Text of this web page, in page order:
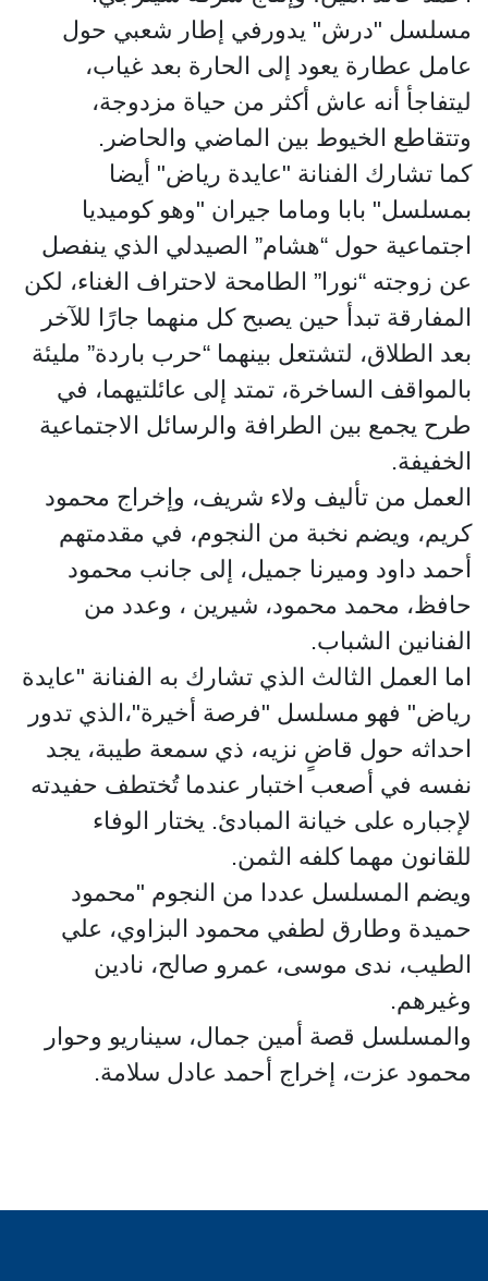
مسلسل "درش" يدورفي إطار شعبي حول
عامل عطارة يعود إلى الحارة بعد غياب،
ليتفاجأ أنه عاش أكثر من حياة مزدوجة،
وتتقاطع الخيوط بين الماضي والحاضر.
كما تشارك الفنانة "عايدة رياض" أيضا
بمسلسل" بابا وماما جيران "وهو كوميديا
اجتماعية حول “هشام” الصيدلي الذي ينفصل
عن زوجته “نورا” الطامحة لاحتراف الغناء، لكن
المفارقة تبدأ حين يصبح كل منهما جارًا للآخر
بعد الطلاق، لتشتعل بينهما “حرب باردة” مليئة
بالمواقف الساخرة، تمتد إلى عائلتيهما، في
طرح يجمع بين الطرافة والرسائل الاجتماعية
الخفيفة.
العمل من تأليف ولاء شريف، وإخراج محمود
كريم، ويضم نخبة من النجوم، في مقدمتهم
أحمد داود وميرنا جميل، إلى جانب محمود
حافظ، محمد محمود، شيرين ، وعدد من
الفنانين الشباب.
اما العمل الثالث الذي تشارك به الفنانة "عايدة
رياض" فهو مسلسل "فرصة أخيرة"،الذي تدور
احداثه حول قاضٍ نزيه، ذي سمعة طيبة، يجد
نفسه في أصعب اختبار عندما تُختطف حفيدته
لإجباره على خيانة المبادئ. يختار الوفاء
للقانون مهما كلفه الثمن.
ويضم المسلسل عددا من النجوم "محمود
حميدة وطارق لطفي محمود البزاوي، علي
الطيب، ندى موسى، عمرو صالح، نادين
وغيرهم.
والمسلسل قصة أمين جمال، سيناريو وحوار
محمود عزت، إخراج أحمد عادل سلامة.